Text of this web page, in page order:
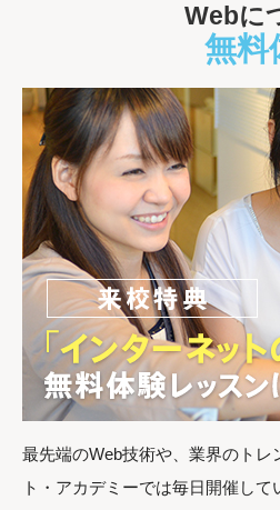
Webに
無料
最先端のWeb技術や、業界のト
ト・アカデミーでは毎日開催し